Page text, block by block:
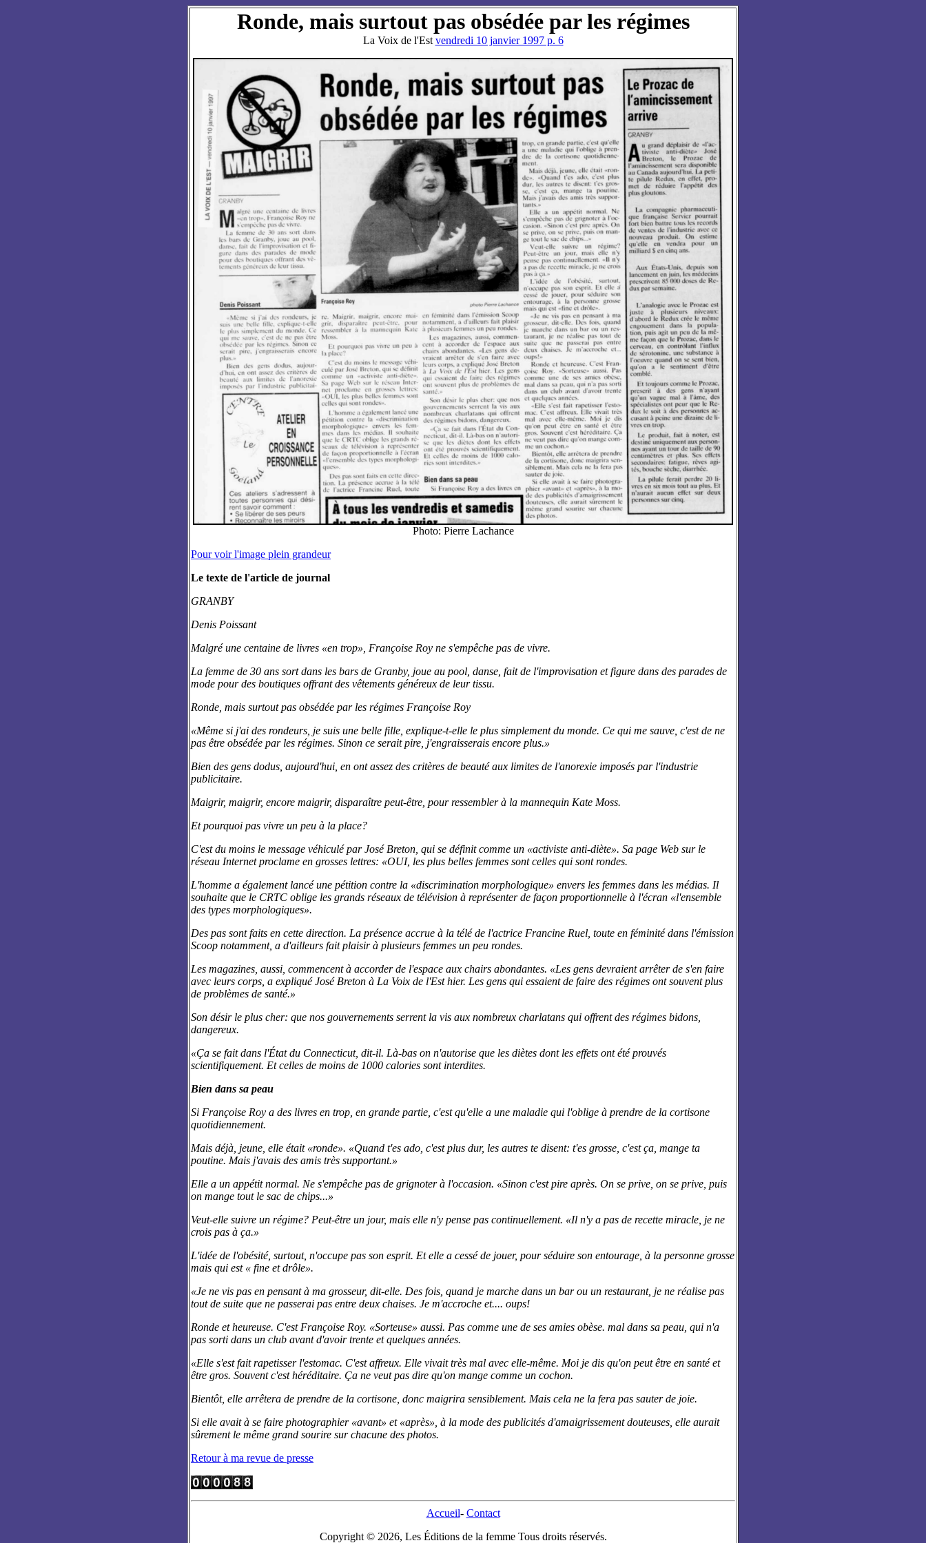
Ronde, mais surtout pas obsédée par les régimes
La Voix de l'Est vendredi 10 janvier 1997 p. 6
Photo: Pierre Lachance
Pour voir l'image plein grandeur
Le texte de l'article de journal
GRANBY
Denis Poissant
Malgré une centaine de livres «en trop», Françoise Roy ne s'empêche pas de vivre.
La femme de 30 ans sort dans les bars de Granby, joue au pool, danse, fait de l'improvisation et figure dans des parades de
mode pour des boutiques offrant des vêtements généreux de leur tissu.
Ronde, mais surtout pas obsédée par les régimes Françoise Roy
«Même si j'ai des rondeurs, je suis une belle fille, explique-t-elle le plus simplement du monde. Ce qui me sauve, c'est de ne
pas être obsédée par les régimes. Sinon ce serait pire, j'engraisserais encore plus.»
Bien des gens dodus, aujourd'hui, en ont assez des critères de beauté aux limites de l'anorexie imposés par l'industrie
publicitaire.
Maigrir, maigrir, encore maigrir, disparaître peut-être, pour ressembler à la mannequin Kate Moss.
Et pourquoi pas vivre un peu à la place?
C'est du moins le message véhiculé par José Breton, qui se définit comme un «activiste anti-diète». Sa page Web sur le
réseau Internet proclame en grosses lettres: «OUI, les plus belles femmes sont celles qui sont rondes.
L'homme a également lancé une pétition contre la «discrimination morphologique» envers les femmes dans les médias. Il
souhaite que le CRTC oblige les grands réseaux de télévision à représenter de façon proportionnelle à l'écran «l'ensemble
des types morphologiques».
Des pas sont faits en cette direction. La présence accrue à la télé de l'actrice Francine Ruel, toute en féminité dans l'émission
Scoop notamment, a d'ailleurs fait plaisir à plusieurs femmes un peu rondes.
Les magazines, aussi, commencent à accorder de l'espace aux chairs abondantes. «Les gens devraient arrêter de s'en faire
avec leurs corps, a expliqué José Breton à La Voix de l'Est hier. Les gens qui essaient de faire des régimes ont souvent plus
de problèmes de santé.»
Son désir le plus cher: que nos gouvernements serrent la vis aux nombreux charlatans qui offrent des régimes bidons,
dangereux.
«Ça se fait dans l'État du Connecticut, dit-il. Là-bas on n'autorise que les diètes dont les effets ont été prouvés
scientifiquement. Et celles de moins de 1000 calories sont interdites.
Bien dans sa peau
Si Françoise Roy a des livres en trop, en grande partie, c'est qu'elle a une maladie qui l'oblige à prendre de la cortisone
quotidiennement.
Mais déjà, jeune, elle était «ronde». «Quand t'es ado, c'est plus dur, les autres te disent: t'es grosse, c'est ça, mange ta
poutine. Mais j'avais des amis très supportant.»
Elle a un appétit normal. Ne s'empêche pas de grignoter à l'occasion. «Sinon c'est pire après. On se prive, on se prive, puis
on mange tout le sac de chips...»
Veut-elle suivre un régime? Peut-être un jour, mais elle n'y pense pas continuellement. «Il n'y a pas de recette miracle, je ne
crois pas à ça.»
L'idée de l'obésité, surtout, n'occupe pas son esprit. Et elle a cessé de jouer, pour séduire son entourage, à la personne grosse
mais qui est « fine et drôle».
«Je ne vis pas en pensant à ma grosseur, dit-elle. Des fois, quand je marche dans un bar ou un restaurant, je ne réalise pas
tout de suite que ne passerai pas entre deux chaises. Je m'accroche et.... oups!
Ronde et heureuse. C'est Françoise Roy. «Sorteuse» aussi. Pas comme une de ses amies obèse. mal dans sa peau, qui n'a
pas sorti dans un club avant d'avoir trente et quelques années.
«Elle s'est fait rapetisser l'estomac. C'est affreux. Elle vivait très mal avec elle-même. Moi je dis qu'on peut être en santé et
être gros. Souvent c'est héréditaire. Ça ne veut pas dire qu'on mange comme un cochon.
Bientôt, elle arrêtera de prendre de la cortisone, donc maigrira sensiblement. Mais cela ne la fera pas sauter de joie.
Si elle avait à se faire photographier «avant» et «après», à la mode des publicités d'amaigrissement douteuses, elle aurait
sûrement le même grand sourire sur chacune des photos.
Retour à ma revue de presse
Accueil- Contact
Copyright © 2026, Les Éditions de la femme Tous droits réservés.